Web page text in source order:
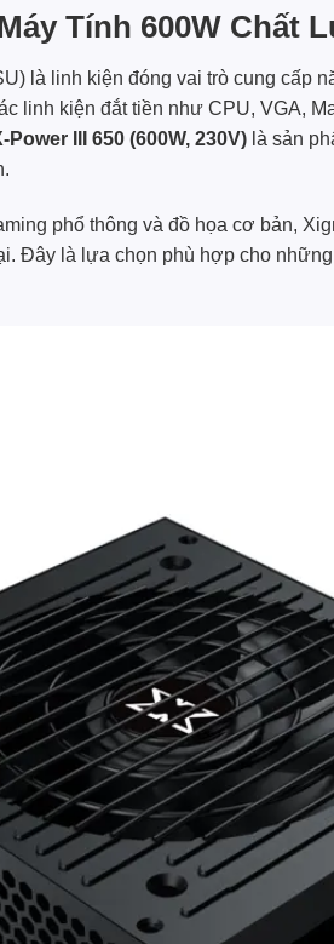
Tính 600W Chất
là linh kiện đóng vai trò cung cấp
linh kiện đắt tiền như CPU, VGA,
III 650 (600W, 230V) là sản
phổ thông và đồ họa cơ bản,
Đây là lựa chọn phù hợp cho